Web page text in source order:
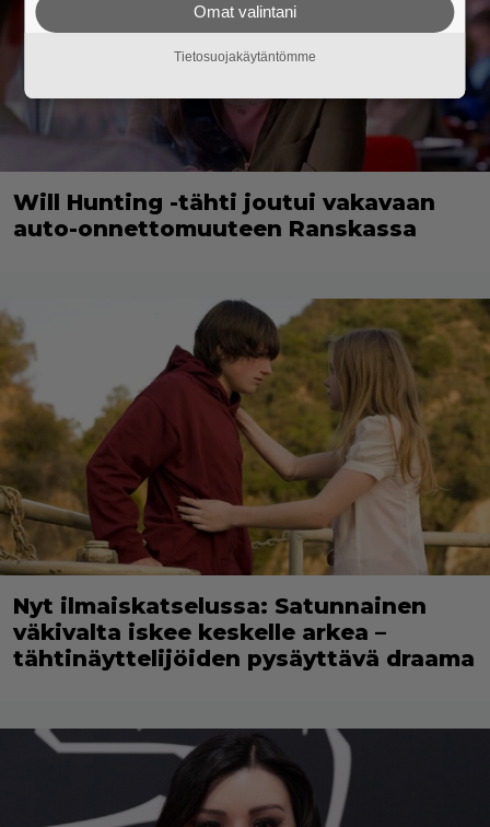
Will Hunting -tähti joutui vakavaan
auto-onnettomuuteen Ranskassa
Nyt ilmaiskatselussa: Satunnainen
väkivalta iskee keskelle arkea –
tähtinäyttelijöiden pysäyttävä draama
Omat valintani
Tietosuojakäytäntömme